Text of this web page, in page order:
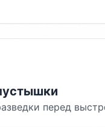
перед